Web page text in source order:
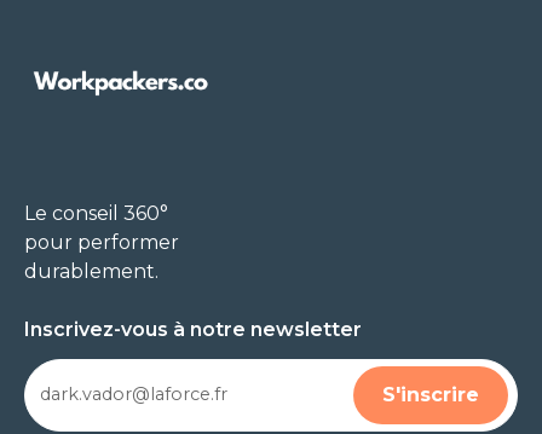
Le conseil 360°
pour performer
durablement.
Inscrivez-vous à notre newsletter